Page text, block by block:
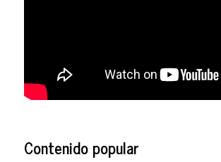
Contenido popular